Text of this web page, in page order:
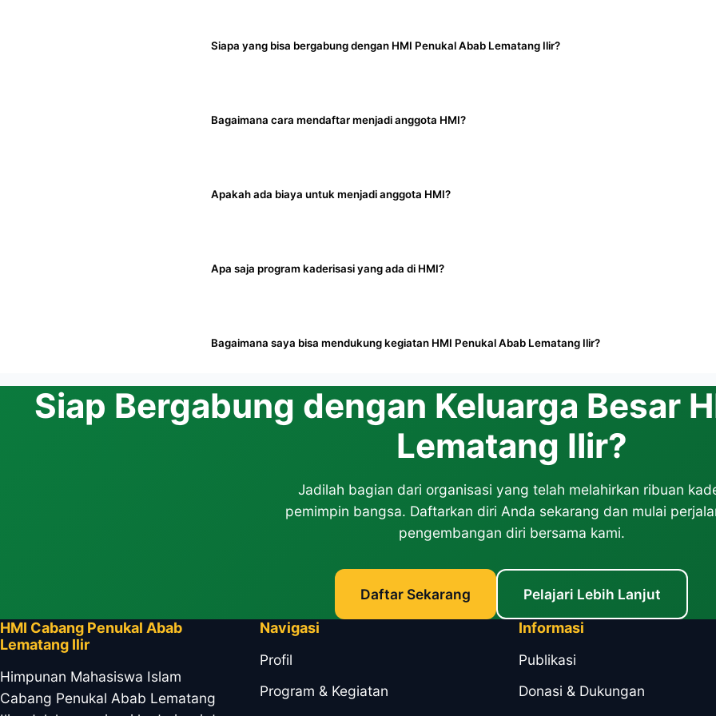
Siapa yang bisa bergabung dengan HMI Penukal Abab Lematang Ilir?
kepada masyarakat.
Bagaimana cara mendaftar menjadi anggota HMI?
Apakah ada biaya untuk menjadi anggota HMI?
Apa saja program kaderisasi yang ada di HMI?
detail program di halaman
Program
Bagaimana saya bisa mendukung kegiatan HMI Penukal Abab Lematang Ilir?
Anda dapat mendukung kami melalui donasi, sponsorship kegiatan, atau
sama. Kunjungi halamanDonasiuntuk informasi lebih lanjut.
Siap Bergabung dengan Keluarga Besar
Lematang Ilir?
Jadilah bagian dari organisasi yang telah melahirkan ribuan
pemimpin bangsa. Daftarkan diri Anda sekarang dan mulai
pengembangan diri bersama kami.
Daftar Sekarang
Pelajari Lebih Lanjut
HMI Cabang Penukal Abab
Lematang Ilir
Himpunan Mahasiswa Islam
Cabang Penukal Abab Lematang
Navigasi
Profil
Program & Kegiatan
Informasi
Publikasi
Donasi & Dukungan